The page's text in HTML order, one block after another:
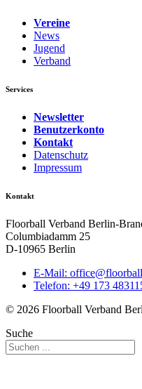
Vereine
News
Jugend
Verband
Services
Newsletter
Benutzerkonto
Kontakt
Datenschutz
Impressum
Kontakt
Floorball Verband Berlin-
Columbiadamm 25
D-10965 Berlin
E-Mail:
Telefon: +49 173
© 2026 Floorball Verband
Suche